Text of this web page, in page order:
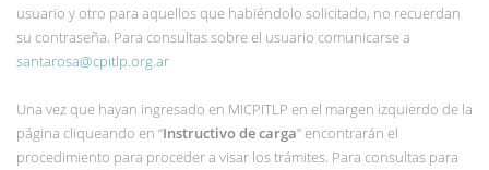
usuario y otro para aquellos que habiéndolo solicitado, no recuerdan
su contraseña. Para consultas sobre el usuario comunicarse a
santarosa@cpitlp.org.ar
Una vez que hayan ingresado en MICPITLP en el margen izquierdo de la
página cliqueando en “Instructivo de carga” encontrarán el
procedimiento para proceder a visar los trámites. Para consultas para